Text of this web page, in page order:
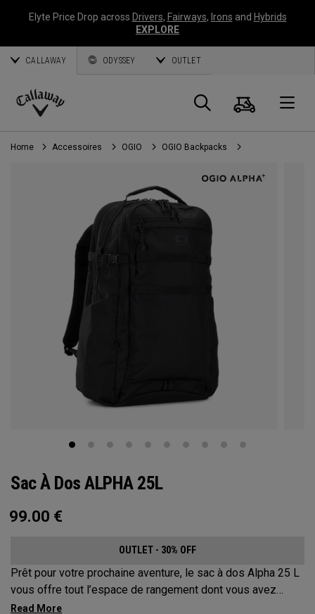
Elyte Price Drop across Drivers, Fairways, Irons and Hybrids
EXPLORE
CALLAWAY ODYSSEY OUTLET
Callaway
Golf
Panier
Home Accessoires OGIO OGIO Backpacks
Sac À Dos ALPHA 25L
99.00 €
OUTLET - 30% OFF
Prêt pour votre prochaine aventure, le sac à dos Alpha 25 L
vous offre tout l’espace de rangement dont vous avez
besoin sans compromettre votre style. Doté d’un